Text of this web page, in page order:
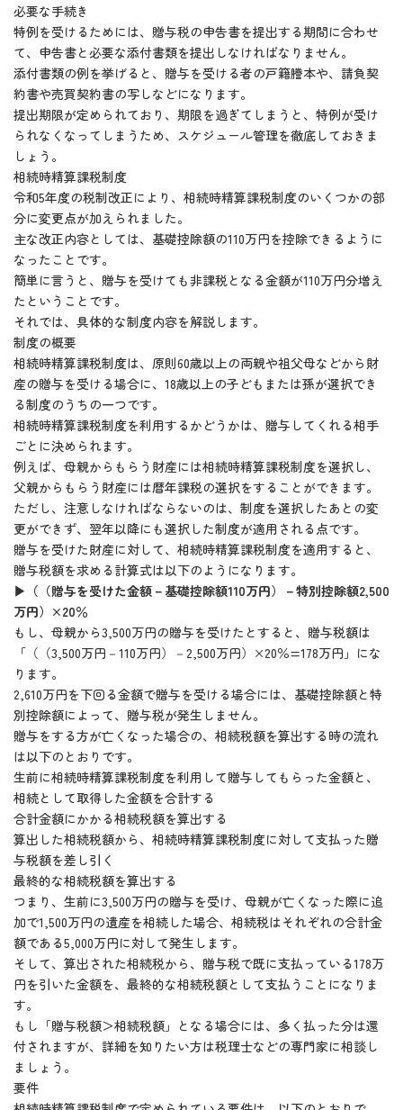
必要な手続き
特例を受けるためには、贈与税の申告書を提出する期間に合わせ
て、申告書と必要な添付書類を提出しなければなりません。
添付書類の例を挙げると、贈与を受ける者の戸籍謄本や、請負契
約書や売買契約書の写しなどになります。
提出期限が定められており、期限を過ぎてしまうと、特例が受け
られなくなってしまうため、スケジュール管理を徹底しておきま
しょう。
相続時精算課税制度
令和5年度の税制改正により、相続時精算課税制度のいくつかの部
分に変更点が加えられました。
主な改正内容としては、基礎控除額の110万円を控除できるように
なったことです。
簡単に言うと、贈与を受けても非課税となる金額が110万円分増え
たということです。
それでは、具体的な制度内容を解説します。
制度の概要
相続時精算課税制度は、原則60歳以上の両親や祖父母などから財
産の贈与を受ける場合に、18歳以上の子どもまたは孫が選択でき
る制度のうちの一つです。
相続時精算課税制度を利用するかどうかは、贈与してくれる相手
ごとに決められます。
例えば、母親からもらう財産には相続時精算課税制度を選択し、
父親からもらう財産には暦年課税の選択をすることができます。
ただし、注意しなければならないのは、制度を選択したあとの変
更ができず、翌年以降にも選択した制度が適用される点です。
贈与を受けた財産に対して、相続時精算課税制度を適用すると、
贈与税額を求める計算式は以下のようになります。
▶（（贈与を受けた金額－基礎控除額110万円）－特別控除額2,500
万円）×20％
もし、母親から3,500万円の贈与を受けたとすると、贈与税額は
「（（3,500万円－110万円）－2,500万円）×20％=178万円」にな
ります。
2,610万円を下回る金額で贈与を受ける場合には、基礎控除額と特
別控除額によって、贈与税が発生しません。
贈与をする方が亡くなった場合の、相続税額を算出する時の流れ
は以下のとおりです。
生前に相続時精算課税制度を利用して贈与してもらった金額と、
相続として取得した金額を合計する
合計金額にかかる相続税額を算出する
算出した相続税額から、相続時精算課税制度に対して支払った贈
与税額を差し引く
最終的な相続税額を算出する
つまり、生前に3,500万円の贈与を受け、母親が亡くなった際に追
加で1,500万円の遺産を相続した場合、相続税はそれぞれの合計金
額である5,000万円に対して発生します。
そして、算出された相続税から、贈与税で既に支払っている178万
円を引いた金額を、最終的な相続税額として支払うことになりま
す。
もし「贈与税額＞相続税額」となる場合には、多く払った分は還
付されますが、詳細を知りたい方は税理士などの専門家に相談し
ましょう。
要件